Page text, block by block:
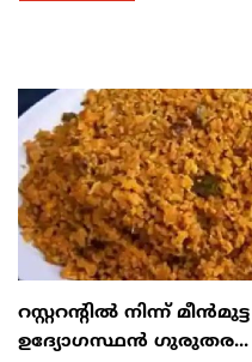
റസ്റ്ററന്റില്‍ നിന്ന്
ഉദ്യോഗസ്ഥന്‍ ഗുരുതര...